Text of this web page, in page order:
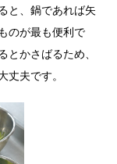
と、鍋であれば矢
のが最も便利で
とかさばるため、
丈夫です。